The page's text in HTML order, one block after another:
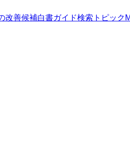
改善候補白書ガイド検索トピック